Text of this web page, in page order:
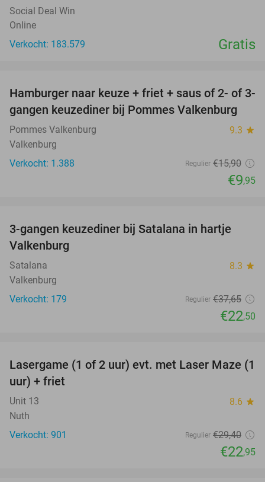
Social Deal Win
Online
Verkocht: 183.579
Gratis
37%
Hamburger naar keuze + friet + saus of 2- of 3-
gangen keuzediner bij Pommes Valkenburg
Pommes Valkenburg 9.3 star
Valkenburg
Verkocht: 1.388
Regulier €15,90
€9,95
40%
3-gangen keuzediner bij Satalana in hartje
Valkenburg
Satalana 8.3 star
Valkenburg
Verkocht: 179
Regulier €37,65
€22,50
22%
Lasergame (1 of 2 uur) evt. met Laser Maze (1
uur) + friet
Unit 13 8.6 star
Nuth
Verkocht: 901
Regulier €29,40
€22,95